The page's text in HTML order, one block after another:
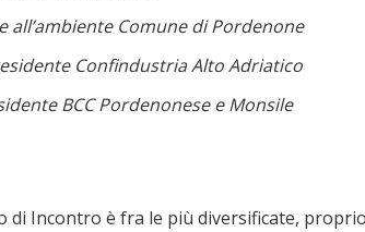
all’ambiente Comune di Pordenone
Confindustria Alto Adriatico
BCC Pordenonese e Monsile
di Incontro è fra le più diversificate,